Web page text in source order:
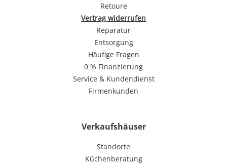
Retoure
Vertrag widerrufen
Reparatur
Entsorgung
Häufige Fragen
0 % Finanzierung
Service & Kundendienst
Firmenkunden
Verkaufshäuser
Standorte
Küchenberatung